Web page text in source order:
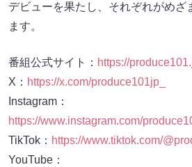
デビューを果たし、それぞれがめざ
ます。
番組公式サイト： https://
X： https://x.com/produce101jp_
Instagram：
https://www.instagram.com/
TikTok： https://www.tiktok.com/
YouTube：